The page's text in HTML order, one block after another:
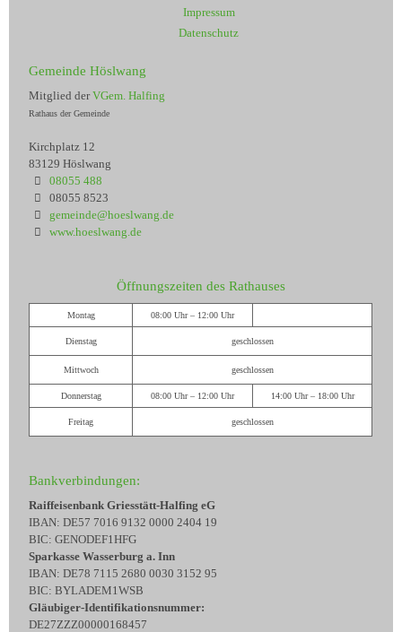
Impressum
Datenschutz
Gemeinde Höslwang
Mitglied derVGem. Halfing
Rathaus der Gemeinde
Kirchplatz 12
83129 Höslwang
08055 488
08055 8523
gemeinde@hoeslwang.de
www.hoeslwang.de
Öffnungszeiten des Rathauses
Montag 08:00 Uhr – 12:00 Uhr
Dienstag geschlossen
Mittwoch geschlossen
Donnerstag 08:00 Uhr – 12:00 Uhr 14:00 Uhr – 18:00 Uhr
Freitag geschlossen
Bankverbindungen:
Raiffeisenbank Griesstätt-Halfing eG
IBAN: DE57 7016 9132 0000 2404 19
BIC: GENODEF1HFG
Sparkasse Wasserburg a. Inn
IBAN: DE78 7115 2680 0030 3152 95
BIC: BYLADEM1WSB
Gläubiger-Identifikationsnummer:
DE27ZZZ00000168457